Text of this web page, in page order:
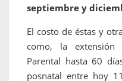
septiembre y
El costo de éstas y
como, la extensión
Parental hasta 60
posnatal entre hoy